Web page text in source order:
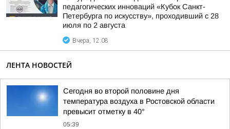
педагогических инноваций «Кубок Санкт-
Петербурга по искусству», проходивший с 28
июля по 2 августа
Вчера, 12:08
ЛЕНТА НОВОСТЕЙ
Сегодня во второй половине дня
температура воздуха в Ростовской области
превысит отметку в 40°
05:39